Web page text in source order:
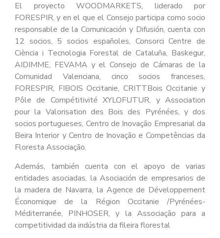
El proyecto WOODMARKETS, liderado por
FORESPIR, y en el que el Consejo participa como socio
responsable de la Comunicación y Difusión, cuenta con
12 socios, 5 socios españoles, Consorci Centre de
Ciència i Tecnologia Forestal de Cataluña, Baskegur,
AIDIMME, FEVAMA y el Consejo de Cámaras de la
Comunidad Valenciana, cinco socios franceses,
FORESPIR, FIBOIS Occitanie, CRITTBois Occitanie y
Pôle de Compétitivité XYLOFUTUR, y Association
pour la Valorisation des Bois des Pyrénées, y dos
socios portugueses, Centro de Inovação Empresarial da
Beira Interior y Centro de Inovação e Competências da
Floresta Associação.
Además, también cuenta con el apoyo de varias
entidades asociadas, la Asociación de empresarios de
la madera de Navarra, la Agence de Développement
Économique de la Région Occitanie /Pyrénées-
Méditerranée, PINHOSER, y la Associação para a
competitividad da indústria da fileira florestal